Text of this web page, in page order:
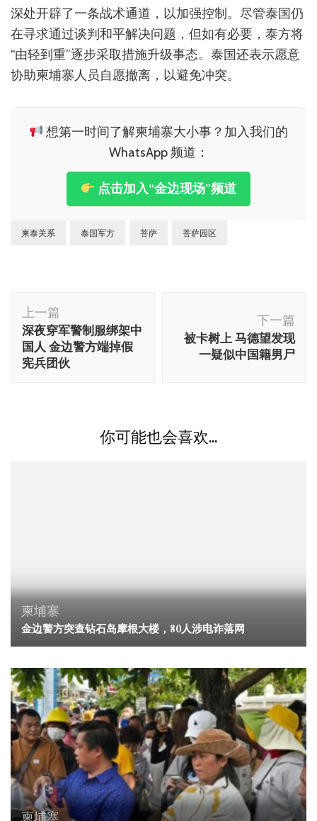
深处开辟了一条战术通道，以加强控制。尽管泰国仍
在寻求通过谈判和平解决问题，但如有必要，泰方将
“由轻到重”逐步采取措施升级事态。泰国还表示愿意
协助柬埔寨人员自愿撤离，以避免冲突。
想第一时间了解柬埔寨大小事？加入我们的
WhatsApp 频道：
点击加入“金边现场”频道
柬泰关系 泰国军方 菩萨 菩萨园区
博
文
导
航
上一篇
深夜穿军警制服绑架中
国人 金边警方端掉假
宪兵团伙
下一篇
被卡树上 马德望发现
一疑似中国籍男尸
你可能也会喜欢...
柬埔寨
金边警方突查钻石岛摩根大楼，80人涉电诈落网
柬埔寨